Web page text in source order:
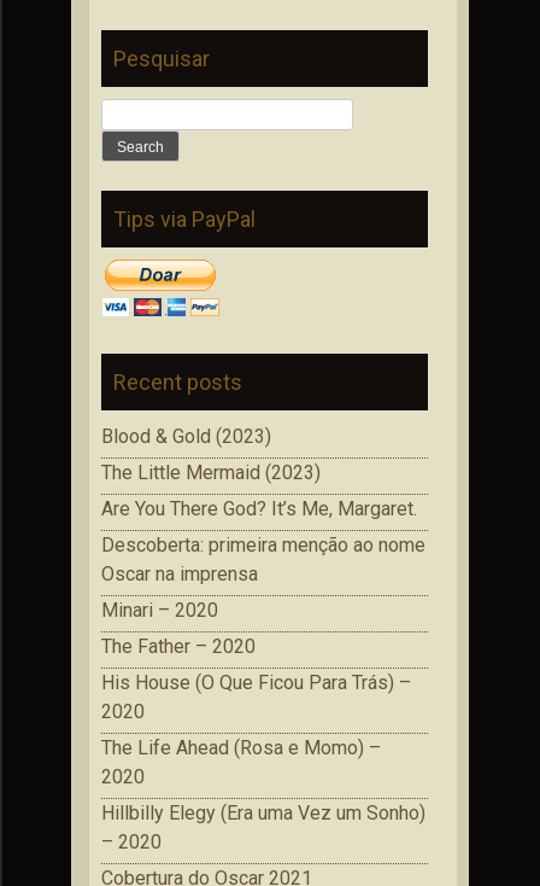
Pesquisar
for:
Tips via PayPal
Recent posts
Blood & Gold (2023)
The Little Mermaid (2023)
Are You There God? It’s Me, Margaret.
Descoberta: primeira menção ao nome
Oscar na imprensa
Minari – 2020
The Father – 2020
His House (O Que Ficou Para Trás) –
2020
The Life Ahead (Rosa e Momo) –
2020
Hillbilly Elegy (Era uma Vez um Sonho)
– 2020
Cobertura do Oscar 2021